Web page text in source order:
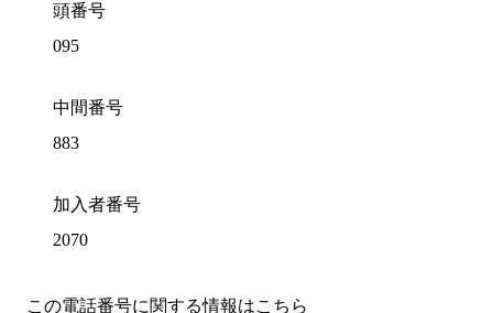
頭番号
095
中間番号
883
加入者番号
2070
この電話番号に関する情報はこちら